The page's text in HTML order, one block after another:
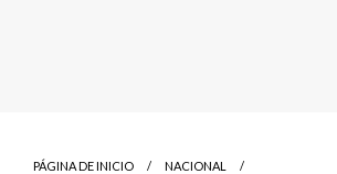
PÁGINA DE INICIO
NACIONAL